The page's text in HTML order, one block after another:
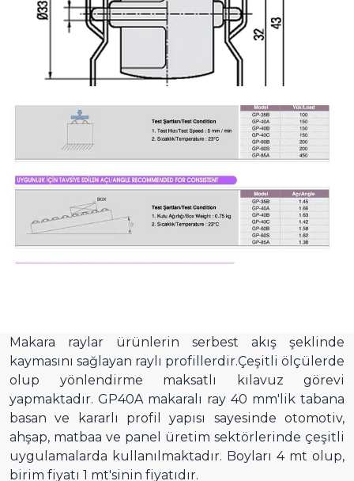
Makara raylar ürünlerin serbest akış şeklinde
kaymasını sağlayan raylı profillerdir.Çeşitli ölçülerde
olup yönlendirme maksatlı kılavuz görevi
yapmaktadır. GP40A makaralı ray 40 mm'lik tabana
basan ve kararlı profil yapısı sayesinde otomotiv,
ahşap, matbaa ve panel üretim sektörlerinde çeşitli
uygulamalarda kullanılmaktadır. Boyları 4 mt olup,
birim fiyatı 1 mt'sinin fiyatıdır.